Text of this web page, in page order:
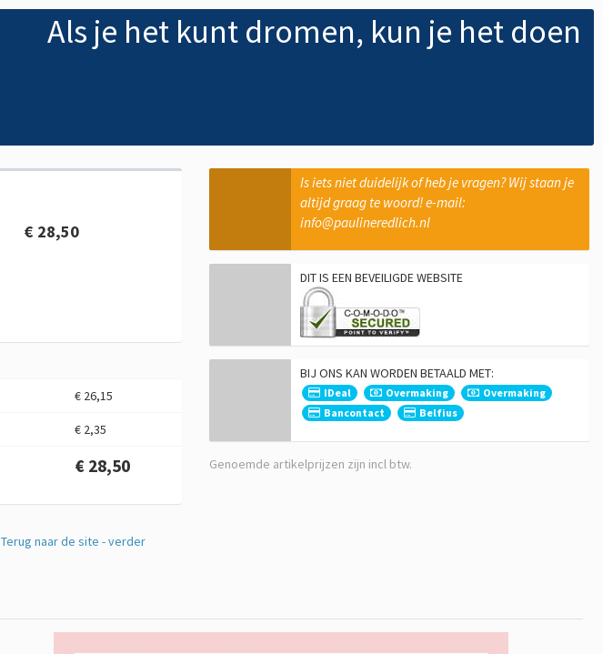
Als je het kunt dromen, kun je het doen
€ 28,50
€ 26,15
€ 2,35
€ 28,50
Terug naar de site - verder
Is iets niet duidelijk of heb je vragen? Wij staan je
altijd graag te woord! e-mail:
info@paulineredlich.nl
DIT IS EEN BEVEILIGDE WEBSITE
BIJ ONS KAN WORDEN BETAALD MET:
IDeal Overmaking
Overmaking
Bancontact
Belfius
Genoemde artikelprijzen zijn incl btw.